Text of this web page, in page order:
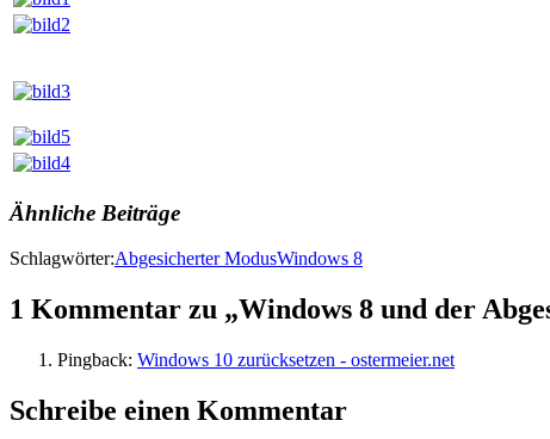
Ähnliche Beiträge
Schlagwörter:Abgesicherter ModusWindows 8
1 Kommentar zu „Windows 8 und der
Pingback: Windows 10 zurücksetzen - ostermeier.net
Schreibe einen Kommentar